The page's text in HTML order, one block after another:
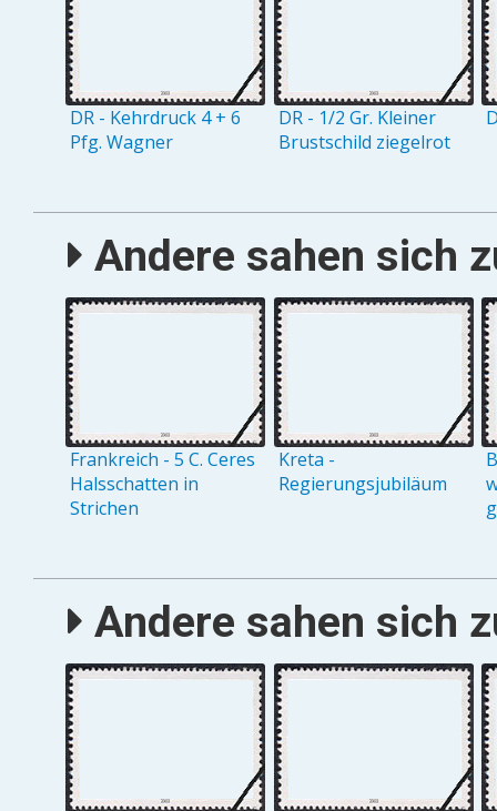
DR - Kehrdruck 4 + 6
Pfg. Wagner
DR - 1/2 Gr. Kleiner
Brustschild ziegelrot
Andere sahen sich
Frankreich - 5 C. Ceres
Halsschatten in
Strichen
Kreta -
Regierungsjubiläum
Andere sahen sich